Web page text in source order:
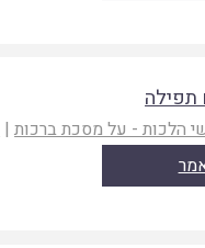
תפילה
הלכות - על מסכת ברכות |